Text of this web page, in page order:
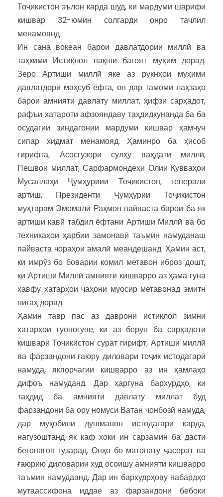
Тоҷикистон эълон карда шуд, ки мардуми шарифи
кишвар 32-юмин солгарди онро таҷлил
менамоянд
Ин сана воқеан барои давлатдории миллӣ ва
таҳкими Истиқлол нақши бағоят муҳим дорад.
Зеро Артиши миллӣ яке аз рукнҳои муҳими
давлатдорӣ маҳсуб ёфта, он дар тамоми лаҳзаҳо
барои амнияти давлату миллат, ҳифзи сарҳадот,
рафъи хатароти афзояндаву таҳдидкунанда ба ба
осудагии зиндагонии мардуми кишвар ҳамчун
сипар хидмат менамояд. Ҳаминро ба ҳисоб
гирифта, Асосгузори сулҳу ваҳдати миллӣ,
Пешвои миллат, Сарфармондеҳи Олии Қувваҳои
Мусаллаҳи Ҷумҳуриии Тоҷикистон, генерали
артиш, Президенти Ҷумҳурии Тоҷикистон
муҳтарам Эмомалӣ Раҳмон пайваста барои ба як
артиши қавӣ табдил ёфтани Артиши Миллӣ ва бо
техникаҳои ҳарбии замонавӣ таъмин намуданаш
пайваста чораҳои амалӣ меандешанд. Ҳамин аст,
ки имрӯз бо боварии комил метавон иброз дошт,
ки Артиши Миллӣ амнияти кишварро аз ҳама гуна
хавфу хатарҳои ҷаҳони муосир метавонад эмитн
нигаҳ дорад.
Ҳамин тавр пас аз даврони истиқлол зимни
хатарҳои гуоногуне, ки аз берун ба сарҳадоти
кишвари Тоҷикистон сурат гирифт, Артиши миллӣ
ва фарзандони ғаюру диловари тоҷик истодагарӣ
намуда, якпорчагии кишварро аз ин ҳамлаҳо
дифоъ намуданд. Дар ҳаргуна бархурдҳо, ки
таҳдид ба амнияти давлату миллат буд
фарзандони ба ору номуси Ватан ҷонбозӣ намуда,
дар муқобили душманон истодагарӣ карда,
нагузоштанд як каф хоки ин сарзамин ба дасти
бегонагон гузарад. Онҳо бо матонату ҷасорат ва
ғаюрию диловарии худ осоишу амнияти кишварро
таъмин намудаанд. Дар ин бархудрҳову набардҳо
мутаассифона иддае аз фарзандони бебоки